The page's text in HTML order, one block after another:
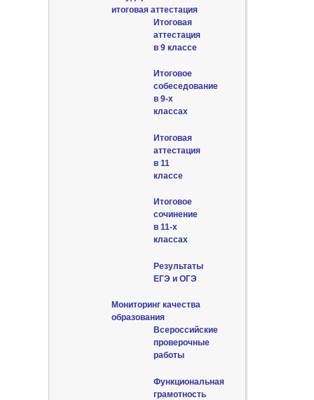
итоговая аттестация
Итоговая
аттестация
в 9 классе
Итоговое
собеседование
в 9-х
классах
Итоговая
аттестация
в 11
классе
Итоговое
сочинение
в 11-х
классах
Результаты
ЕГЭ и ОГЭ
Мониторинг качества
образования
Всероссийские
проверочные
работы
Функциональная
грамотность